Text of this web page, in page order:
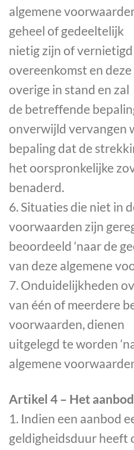
algemene
geheel of gedeeltelijk
nietig zijn of
overeenkomst en
overige in stand en zal
de betreffende
onverwijld vervangen
bepaling dat de
het oorspronkelijke
benaderd.
6. Situaties die niet in
voorwaarden zijn
beoordeeld ‘naar de
van deze algemene
7. Onduidelijkheden
van één of meerdere
voorwaarden, dienen
uitgelegd te worden
algemene
Artikel 4 – Het aanbod
1. Indien een aanbod
geldigheidsduur heeft